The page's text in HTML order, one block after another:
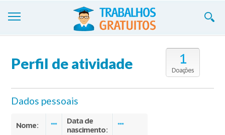
Cadastre-se
Entre
1
Doações
Perfil de atividade
Dados pessoais
Nome: ***
Data de
nascimento:
***